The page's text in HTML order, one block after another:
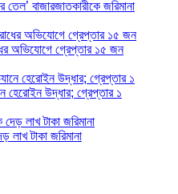
বাজারজাতকারীকে জরিমানা
অভিযোগে গ্রেপ্তার ১৫ জন
হেরোইন উদ্ধার; গ্রেপ্তার ১
লাখ টাকা জরিমানা